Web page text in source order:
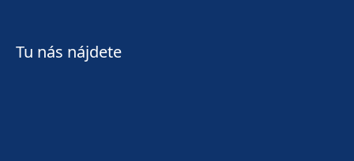
Tu nás nájdete